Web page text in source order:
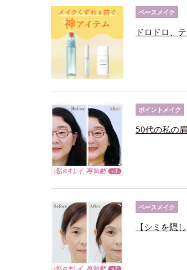
ベースメイク
ドロドロ、
ポイントメイク
50代の私の
ベースメイク
【シミを隠